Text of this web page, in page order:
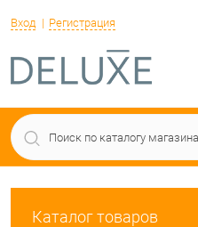
Вход Регистрация
Каталог товаров